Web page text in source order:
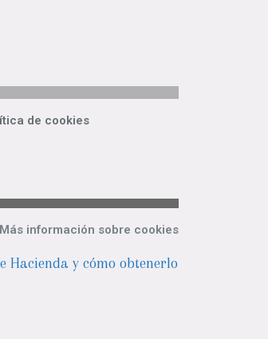
de cookies
Más información sobre cookies
Hacienda y cómo obtenerlo